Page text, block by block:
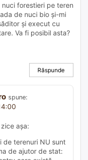
forestieri pe teren
de nuci bio și-mi
și execut cu
Va fi posibil asta?
Răspunde
spune:
zice așa:
de terenuri NU sunt
de ajutor de stat: